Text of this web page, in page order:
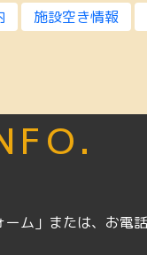
施設空き情報
ム」または、お電